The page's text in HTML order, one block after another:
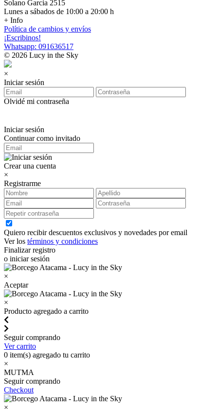
Solano Garcia 2515
Lunes a sábados de 10:00 a 20:00 h
+ Info
Política de cambios y envíos
¡Escribinos!
Whatsapp: 091636517
© 2026 Lucy in the Sky
×
Iniciar sesión
Olvidé mi contraseña
Iniciar sesión
Continuar como invitado
Crear una cuenta
×
Registrarme
Quiero recibir descuentos exclusivos y novedades por email
Ver los términos y condiciones
Finalizar registro
o iniciar sesión
×
Aceptar
×
Producto agregado a carrito
Seguir comprando
Ver carrito
0 item(s) agregado tu carrito
×
MUTMA
Seguir comprando
Checkout